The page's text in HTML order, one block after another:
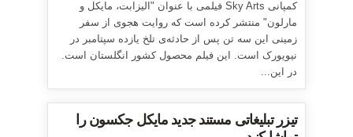
کمپانی Sky Arts فیلمی با عنوان "الیزابت، مایکل و
مارلون" منتشر کرده است که روایت هجوی از سفر
زمینی این سه تن پس از حادثه‌ی تلخ یازده سپتامبر در
نیویورک است. این فیلم محصول کشور انگلستان است.
در این...
تیزر تبلیغاتی مستند جدید مایکل جکسون را